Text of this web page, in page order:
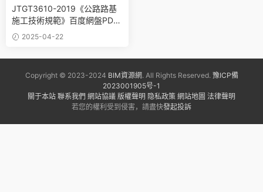
JTGT3610-2019《公路路基
施工技術規範》百度網盤PDF
下載2025-04-22
Copyright © 2023-2024 BIM資源網. All Rights Reserved. 豫ICP備
2023001905号-1
關于本站 聯系我們 網站協議 版權聲明 隐私政策 網站地圖 法律聲明
若您的權利受到侵害，請盡快發起投訴